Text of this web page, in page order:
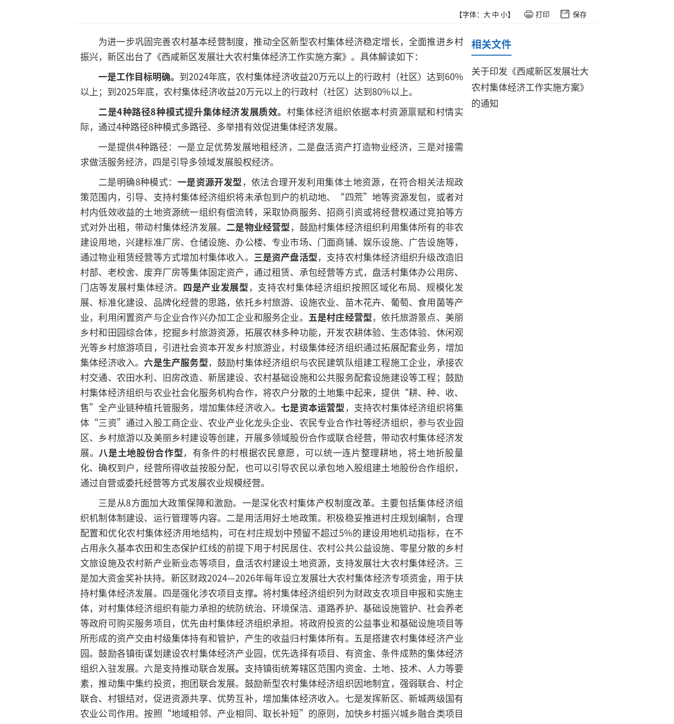
【字体： 大 中 小】 打印 保存
为进一步巩固完善农村基本经营制度，推动全区新型农村集体经济稳定增长，全面推进乡村
振兴，新区出台了《西咸新区发展壮大农村集体经济工作实施方案》。具体解读如下：
一是工作目标明确。 到2024年底，农村集体经济收益20万元以上的行政村（社区）达到60%
以上；到2025年底，农村集体经济收益20万元以上的行政村（社区）达到80%以上。
二是4种路径8种模式提升集体经济发展质效。 村集体经济组织依据本村资源禀赋和村情实
际，通过4种路径8种模式多路径、多举措有效促进集体经济发展。
一是提供4种路径：一是立足优势发展地租经济，二是盘活资产打造物业经济，三是对接需
求做活服务经济，四是引导多领域发展股权经济。
二是明确8种模式： 一是资源开发型，依法合理开发利用集体土地资源，在符合相关法规政
策范围内，引导、支持村集体经济组织将未承包到户的机动地、“四荒”地等资源发包，或者对
村内低效收益的土地资源统一组织有偿流转，采取协商服务、招商引资或将经营权通过竞拍等方
式对外出租，带动村集体经济发展。 二是物业经营型，鼓励村集体经济组织利用集体所有的非农
建设用地，兴建标准厂房、仓储设施、办公楼、专业市场、门面商铺、娱乐设施、广告设施等，
通过物业租赁经营等方式增加村集体收入。 三是资产盘活型，支持农村集体经济组织升级改造旧
村部、老校舍、废弃厂房等集体固定资产，通过租赁、承包经营等方式，盘活村集体办公用房、
门店等发展村集体经济。 四是产业发展型，支持农村集体经济组织按照区域化布局、规模化发
展、标准化建设、品牌化经营的思路，依托乡村旅游、设施农业、苗木花卉、葡萄、食用菌等产
业，利用闲置资产与企业合作兴办加工企业和服务企业。 五是村庄经营型，依托旅游景点、美丽
乡村和田园综合体，挖掘乡村旅游资源，拓展农林多种功能，开发农耕体验、生态体验、休闲观
光等乡村旅游项目，引进社会资本开发乡村旅游业，村级集体经济组织通过拓展配套业务，增加
集体经济收入。六是生产服务型，鼓励村集体经济组织与农民建筑队组建工程施工企业，承接农
村交通、农田水利、旧房改造、新居建设、农村基础设施和公共服务配套设施建设等工程；鼓励
村集体经济组织与农业社会化服务机构合作，将农户分散的土地集中起来，提供“耕、种、收、
售”全产业链种植托管服务，增加集体经济收入。七是资本运营型，支持农村集体经济组织将集
体“三资”通过入股工商企业、农业产业化龙头企业、农民专业合作社等经济组织，参与农业园
区、乡村旅游以及美丽乡村建设等创建，开展多领域股份合作或联合经营，带动农村集体经济发
展。 八是土地股份合作型，有条件的村根据农民意愿，可以统一连片整理耕地，将土地折股量
化、确权到户，经营所得收益按股分配，也可以引导农民以承包地入股组建土地股份合作组织，
通过自营或委托经营等方式发展农业规模经营。
三是从8方面加大政策保障和激励。一是深化农村集体产权制度改革。主要包括集体经济组
织机制体制建设、运行管理等内容。二是用活用好土地政策。积极稳妥推进村庄规划编制，合理
配置和优化农村集体经济用地结构，可在村庄规划中预留不超过5%的建设用地机动指标，在不
占用永久基本农田和生态保护红线的前提下用于村民居住、农村公共公益设施、零星分散的乡村
文旅设施及农村新产业新业态等项目，盘活农村建设土地资源，支持发展壮大农村集体经济。三
是加大资金奖补扶持。新区财政2024—2026年每年设立发展壮大农村集体经济专项资金，用于扶
持村集体经济发展。四是强化涉农项目支撑。 将村集体经济组织列为财政支农项目申报和实施主
体，对村集体经济组织有能力承担的统防统治、环境保洁、道路养护、基础设施管护、社会养老
等政府可购买服务项目，优先由村集体经济组织承担。将政府投资的公益事业和基础设施项目等
所形成的资产交由村级集体持有和管护，产生的收益归村集体所有。五是搭建农村集体经济产业
园。鼓励各镇街谋划建设农村集体经济产业园，优先选择有项目、有资金、条件成熟的集体经济
组织入驻发展。六是支持推动联合发展。 支持镇街统筹辖区范围内资金、土地、技术、人力等要
素，推动集中集约投资，抱团联合发展。鼓励新型农村集体经济组织因地制宜，强弱联合、村企
联合、村银结对，促进资源共享、优势互补，增加集体经济收入。七是发挥新区、新城两级国有
农业公司作用。按照“地域相邻、产业相同、取长补短”的原则，加快乡村振兴城乡融合类项目
相关文件
关于印发《西咸新区发展壮大
农村集体经济工作实施方案》
的通知